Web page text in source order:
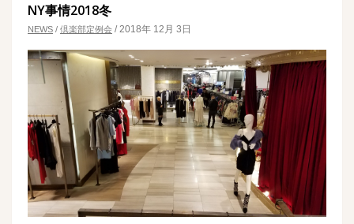
NY事情2018冬
NEWS / 倶楽部定例会 / 2018年 12月 3日